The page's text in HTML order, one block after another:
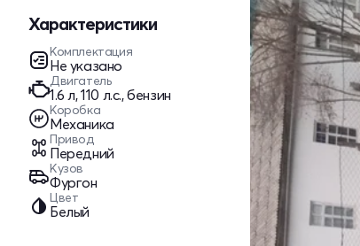
Характеристики
Комплектация
Не указано
Двигатель
1.6 л, 110 л.с., бензин
Коробка
Механика
Привод
Передний
Кузов
Фургон
Цвет
Белый